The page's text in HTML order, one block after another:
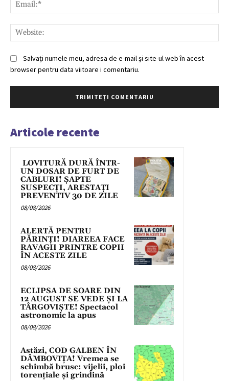
Salvați numele meu, adresa de e-mail și site-ul web în acest
browser pentru data viitoare i comentariu.
Articole recente
LOVITURĂ DURĂ ÎNTR-
UN DOSAR DE FURT DE
CABLURI! ȘAPTE
SUSPECȚI, ARESTAȚI
PREVENTIV 30 DE ZILE
08/08/2026
ALERTĂ PENTRU
PĂRINȚI! DIAREEA FACE
RAVAGII PRINTRE COPII
ÎN ACESTE ZILE
08/08/2026
ECLIPSA DE SOARE DIN
12 AUGUST SE VEDE ȘI LA
TÂRGOVIȘTE! Spectacol
astronomic la apus
08/08/2026
Astăzi, COD GALBEN ÎN
DÂMBOVIȚA! Vremea se
schimbă brusc: vijelii, ploi
torențiale și grindină